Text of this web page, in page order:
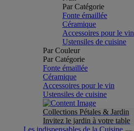
Par Catégorie
Fonte émaillée
Céramique
Accessoires pour le vin
Ustensiles de cuisine
Par Couleur
Par Catégorie
Fonte émaillée
Céramique
Accessoires pour le vin
Ustensiles de cuisine
Collections Pétales & Jardin
Invitez le jardin à votre table
Les indispensables de la Cuisine